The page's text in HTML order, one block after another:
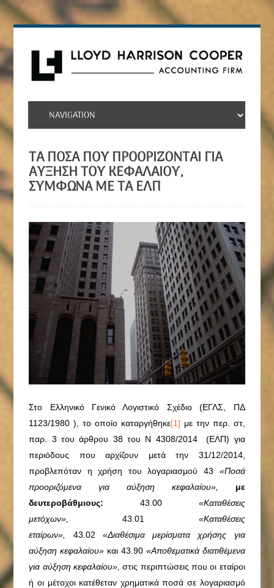
ΤΑ ΠΟΣΆ ΠΟΥ ΠΡΟΟΡΊΖΟΝΤΑΙ ΓΙΑ
ΑΎΞΗΣΗ ΤΟΥ ΚΕΦΑΛΑΊΟΥ,
ΣΎΜΦΩΝΑ ΜΕ ΤΑ ΕΛΠ
Στο Ελληνικό Γενικό Λογιστικό Σχέδιο (ΕΓΛΣ, ΠΔ
1123/1980 ), το οποίο καταργήθηκε[1] με την περ. στ,
παρ. 3 του άρθρου 38 του Ν 4308/2014 (ΕΛΠ) για
περιόδους που αρχίζουν μετά την 31/12/2014,
προβλεπόταν η χρήση του λογαριασμού 43 «Ποσά
προοριζόμενα για αύξηση κεφαλαίου»,
με
δευτεροβάθμιους: 43.00 «Καταθέσεις
μετόχων»,
43.01 «Καταθέσεις
εταίρων»,
43.02 «Διαθέσιμα μερίσματα χρήσης για
αύξηση κεφαλαίου» και 43.90 «Αποθεματικά διατιθέμενα
για αύξηση κεφαλαίου», στις περιπτώσεις που οι εταίροι
ή οι μέτοχοι κατέθεταν χρηματικά ποσά σε λογαριασμό